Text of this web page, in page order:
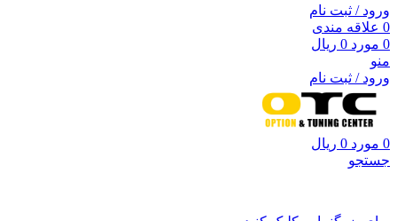
ورود / ثبت نام
0 علاقه مندی
0 مورد 0 ریال
منو
ورود / ثبت نام
0 مورد 0 ریال
جستجو